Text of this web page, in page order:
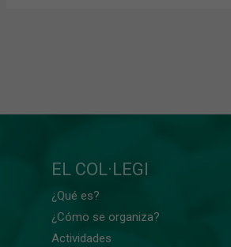
EL COL·LEGI
¿Qué es?
¿Cómo se organiza?
Actividades